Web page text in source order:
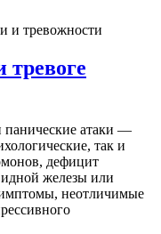
тревоге
панические атаки —
так и
дефицит
железы или
неотличимые